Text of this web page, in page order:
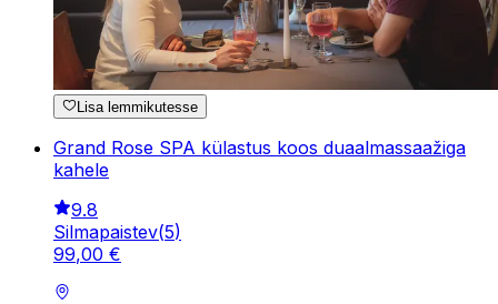
Lisa lemmikutesse
Grand Rose SPA külastus koos duaalmassaažiga
kahele
9.8
Silmapaistev(5)
99,00 €